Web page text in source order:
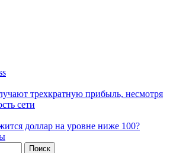
трехкратную прибыль, несмотря
сети
доллар на уровне ниже 100?